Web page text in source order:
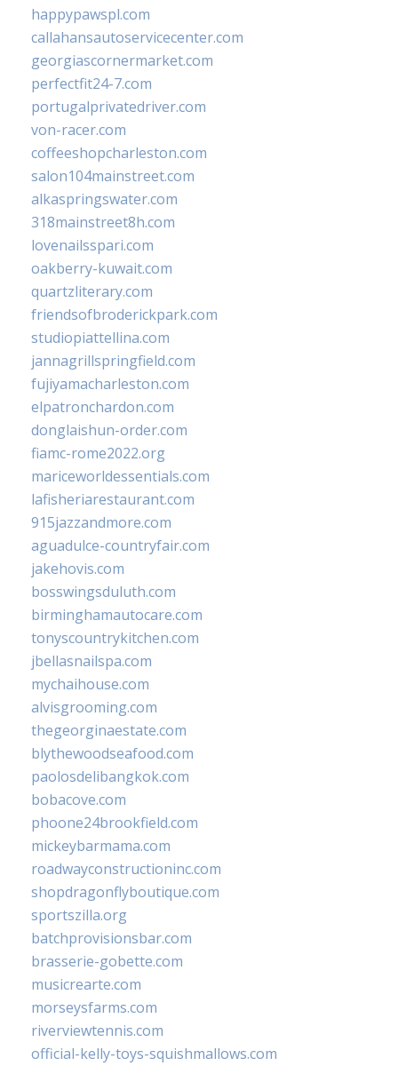
happypawspl.com
callahansautoservicecenter.com
georgiascornermarket.com
perfectfit24-7.com
portugalprivatedriver.com
von-racer.com
coffeeshopcharleston.com
salon104mainstreet.com
alkaspringswater.com
318mainstreet8h.com
lovenailsspari.com
oakberry-kuwait.com
quartzliterary.com
friendsofbroderickpark.com
studiopiattellina.com
jannagrillspringfield.com
fujiyamacharleston.com
elpatronchardon.com
donglaishun-order.com
fiamc-rome2022.org
mariceworldessentials.com
lafisheriarestaurant.com
915jazzandmore.com
aguadulce-countryfair.com
jakehovis.com
bosswingsduluth.com
birminghamautocare.com
tonyscountrykitchen.com
jbellasnailspa.com
mychaihouse.com
alvisgrooming.com
thegeorginaestate.com
blythewoodseafood.com
paolosdelibangkok.com
bobacove.com
phoone24brookfield.com
mickeybarmama.com
roadwayconstructioninc.com
shopdragonflyboutique.com
sportszilla.org
batchprovisionsbar.com
brasserie-gobette.com
musicrearte.com
morseysfarms.com
riverviewtennis.com
official-kelly-toys-squishmallows.com